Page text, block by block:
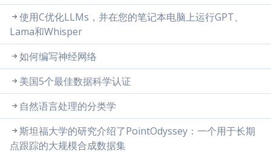
使用C优化LLMs，并在您的笔记本电脑上运行GPT、
Lama和Whisper
如何编写神经网络
美国5个最佳数据科学认证
自然语言处理的分类学
斯坦福大学的研究介绍了PointOdyssey：一个用于长期
点跟踪的大规模合成数据集